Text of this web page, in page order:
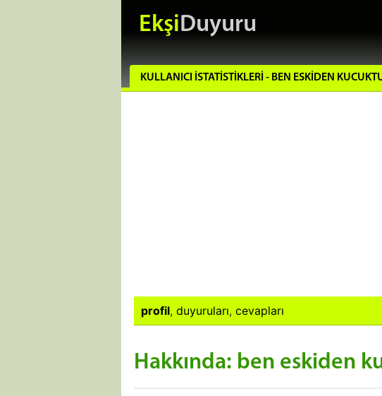
EkşiDuyuru
KULLANICI İSTATISTIKLERI - BEN ESKIDEN
profil, duyuruları, cevapları
Hakkında: ben eskiden